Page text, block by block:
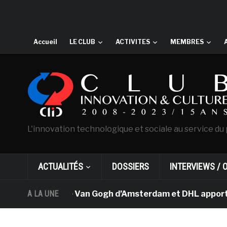
Accueil LE CLUB ACTIVITES MEMBRES
L'innovation technologique et sociale au service
ACTUALITÉS DOSSIERS INTERVIEWS /
A LA UNE
Le musée Van Gogh d’Amsterdam et DHL